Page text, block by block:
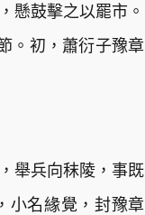
懸鼓擊之以罷市。
。初，蕭衍子豫章
舉兵向秣陵，事既
小名緣覺，封豫章